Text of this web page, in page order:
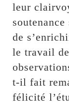
leur
de
le travail
t-il fait
félicité